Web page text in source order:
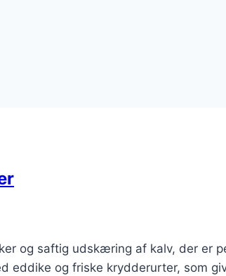
og saftig udskæring af kalv, der er
eddike og friske krydderurter, som